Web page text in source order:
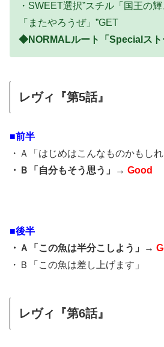
・SWEET選択”スチル「国王の
「またやろうぜ」”GET
◆NORMALルート「Specialスト
レヴィ『第5話』
■前半
・Ａ「はじめはこんなものかもしれ
・Ｂ「自分もそう思う」→ Good
■後半
・Ａ「この魚は半分こしよう」→
・Ｂ「この魚は差し上げます」
レヴィ『第6話』